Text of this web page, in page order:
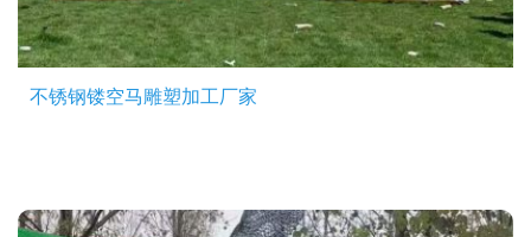
不锈钢镂空马雕塑加工厂家